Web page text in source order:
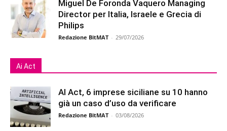
Miguel De Foronda Vaquero Managing
Director per Italia, Israele e Grecia di
Philips
Redazione BitMAT - 29/07/2026
Ai Act
AI Act, 6 imprese siciliane su 10 hanno
già un caso d’uso da verificare
Redazione BitMAT - 03/08/2026